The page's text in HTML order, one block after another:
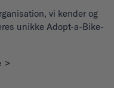
vi kender og
unikke Adopt-a-Bike-